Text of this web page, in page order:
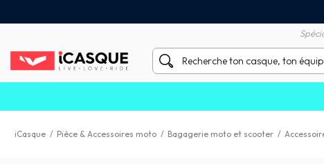
iCasque / Pièce & Accessoires moto / Bagagerie moto et scooter /